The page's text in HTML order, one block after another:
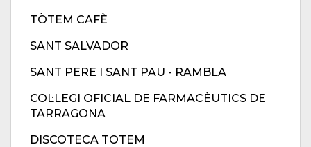
TÒTEM CAFÈ
SANT SALVADOR
SANT PERE I SANT PAU - RAMBLA
COL·LEGI OFICIAL DE FARMACÈUTICS DE
TARRAGONA
DISCOTECA TOTEM